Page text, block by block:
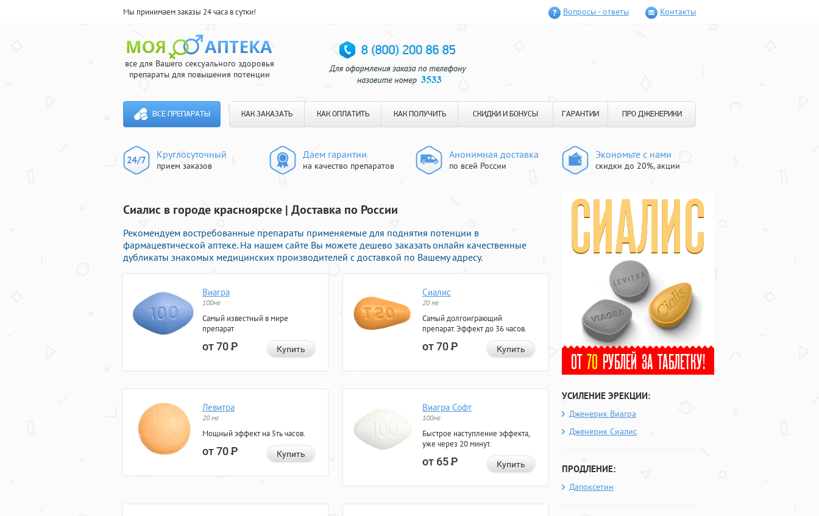
Мы принимаем заказы 24 часа в сутки! Вопросы - ответы Контакты
все для Вашего сексуального здоровья
препараты для повышения потенции
ВСЕ ПРЕПАРАТЫ КАК ЗАКАЗАТЬ КАК ОПЛАТИТЬ КАК ПОЛУЧИТЬ СКИДКИ И БОНУСЫ ГАРАНТИИ ПРО ДЖЕНЕРИКИ
Круглосуточный
прием заказов
Даем гарантии
на качество препаратов
Анонимная доставка
по всей России
Экономьте с нами
скидки до 20%, акции
Сиалис в городе красноярске | Доставка по России
Рекомендуем востребованные препараты применяемые для поднятия потенции в
фармацевтической аптеке. На нашем сайте Вы можете дешево заказать онлайн качественные
дубликаты знакомых медицинских производителей с доставкой по Вашему адресу.
Виагра
100мг
Самый известный в мире
препарат
от 70Р Купить
Сиалис
20 мг
Самый долгоиграющий
препарат. Эффект до 36 часов.
от 70Р Купить
Левитра
20 мг
Мощный эффект на 5ть часов.
от 70Р Купить
Виагра Софт
100мг
Быстрое наступление эффекта,
уже через 20 минут.
от 65Р Купить
УСИЛЕНИЕ ЭРЕКЦИИ:
Дженерик Виагра
Дженерик Сиалис
ПРОДЛЕНИЕ:
Дапоксетин